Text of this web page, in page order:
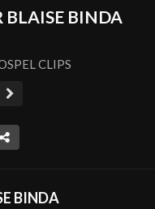
BLAISE BINDA
CLIPS
BINDA